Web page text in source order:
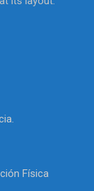
Física